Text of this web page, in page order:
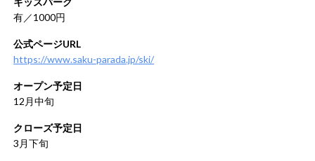
有／1000円
公式ページURL
https://www.saku-parada.jp/ski/
オープン予定日
12月中旬
クローズ予定日
3月下旬